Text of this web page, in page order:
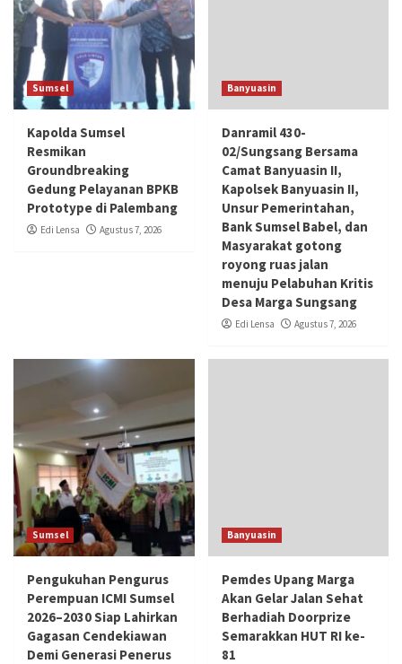
Sumsel
Kapolda Sumsel
Resmikan
Groundbreaking
Gedung Pelayanan BPKB
Prototype di Palembang
Edi Lensa Agustus 7, 2026
Banyuasin
Danramil 430-
02/Sungsang Bersama
Camat Banyuasin II,
Kapolsek Banyuasin II,
Unsur Pemerintahan,
Bank Sumsel Babel, dan
Masyarakat gotong
royong ruas jalan
menuju Pelabuhan Kritis
Desa Marga Sungsang
Edi Lensa Agustus 7, 2026
Sumsel
Pengukuhan Pengurus
Perempuan ICMI Sumsel
2026–2030 Siap Lahirkan
Gagasan Cendekiawan
Demi Generasi Penerus
Banyuasin
Pemdes Upang Marga
Akan Gelar Jalan Sehat
Berhadiah Doorprize
Semarakkan HUT RI ke-
81